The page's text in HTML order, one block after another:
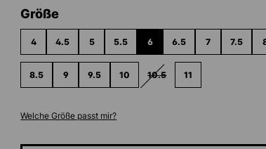
Größeauswählen
4 4.5 5 5.5 6 6.5 7 7.5
8.5 9 9.5 10 10.5
(DIESE OPTION IST ZURZEIT
11
Welche Größe passt mir?